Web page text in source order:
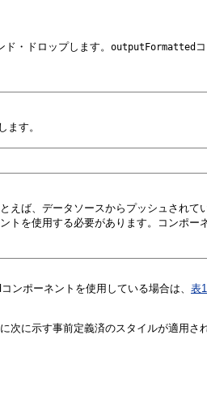
・ドロップします。 outputFormatted
ます。
ば、データソースからプッシュされて
トを使用する必要があります。コンポー
コンポーネントを使用している場合は、 表
次に示す事前定義済のスタイルが適用され